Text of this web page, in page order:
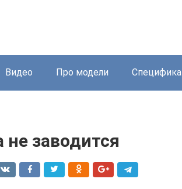
Видео Про модели Специфика
заводится